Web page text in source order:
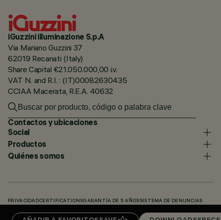
iGuzzini illuminazione S.p.A
Via Mariano Guzzini 37
62019 Recanati (Italy)
Share Capital €21.050.000,00 i.v.
VAT N. and R.I. : (IT)00082630435
CCIAA Macerata, R.E.A. 40632
Contactos y ubicaciones
Social
Productos
Quiénes somos
PRIVACIDADCERTIFICATIONSGARANTÍA DE 5 AÑOS SISTEMA DE DENUNCIAS